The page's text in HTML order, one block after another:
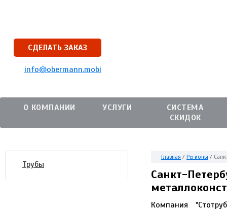
СДЕЛАТЬ ЗАКАЗ
info@obermann.mobi
О КОМПАНИИ УСЛУГИ
СИСТЕМА
СКИДОК
Трубы
Главная / Регионы /
Санкт-
Компания